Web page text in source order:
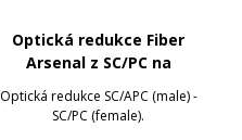
Optická redukce Fiber
Arsenal z SC/PC na
Optická redukce SC/APC (male) -
SC/PC (female).